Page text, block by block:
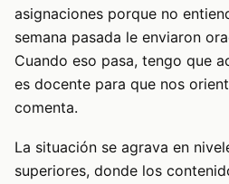
asignaciones porque no
semana pasada le enviaron
Cuando eso pasa, tengo que
es docente para que nos
comenta.
La situación se agrava en
superiores, donde los